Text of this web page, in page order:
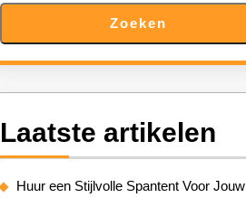
Zoeken
Laatste artikelen
Huur een Stijlvolle Spantent Voor Jouw